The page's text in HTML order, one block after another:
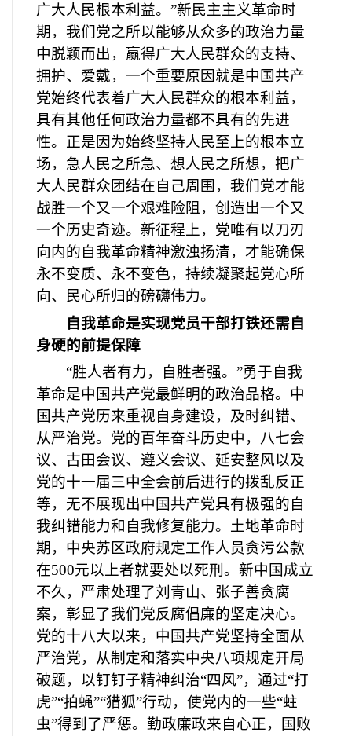
广大人民根本利益。”新民主主义革命时
期，我们党之所以能够从众多的政治力量
中脱颖而出，赢得广大人民群众的支持、
拥护、爱戴，一个重要原因就是中国共产
党始终代表着广大人民群众的根本利益，
具有其他任何政治力量都不具有的先进
性。正是因为始终坚持人民至上的根本立
场，急人民之所急、想人民之所想，把广
大人民群众团结在自己周围，我们党才能
战胜一个又一个艰难险阻，创造出一个又
一个历史奇迹。新征程上，党唯有以刀刃
向内的自我革命精神激浊扬清，才能确保
永不变质、永不变色，持续凝聚起党心所
向、民心所归的磅礴伟力。
自我革命是实现党员干部打铁还需自
身硬的前提保障
“胜人者有力，自胜者强。”勇于自我
革命是中国共产党最鲜明的政治品格。中
国共产党历来重视自身建设，及时纠错、
从严治党。党的百年奋斗历史中，八七会
议、古田会议、遵义会议、延安整风以及
党的十一届三中全会前后进行的拨乱反正
等，无不展现出中国共产党具有极强的自
我纠错能力和自我修复能力。土地革命时
期，中央苏区政府规定工作人员贪污公款
在500元以上者就要处以死刑。新中国成立
不久，严肃处理了刘青山、张子善贪腐
案，彰显了我们党反腐倡廉的坚定决心。
党的十八大以来，中国共产党坚持全面从
严治党，从制定和落实中央八项规定开局
破题，以钉钉子精神纠治“四风”，通过“打
虎”“拍蝇”“猎狐”行动，使党内的一些“蛀
虫”得到了严惩。勤政廉政来自心正，国败